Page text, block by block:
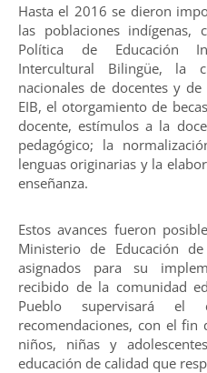
Hasta el 2016 se dieron
las poblaciones
Política de Educación
Intercultural Bilingüe, la
nacionales de docentes y
EIB, el otorgamiento de
docente, estímulos a la
pedagógico; la
lenguas originarias y la
enseñanza.
Estos avances fueron
Ministerio de Educación
asignados para su
recibido de la comunidad
Pueblo supervisará el
recomendaciones, con el fin
niños, niñas y
educación de calidad que